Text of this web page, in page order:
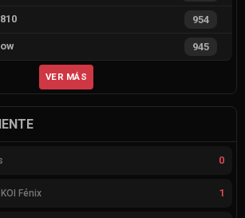
954
945
VER MÁS
0
Fénix 1